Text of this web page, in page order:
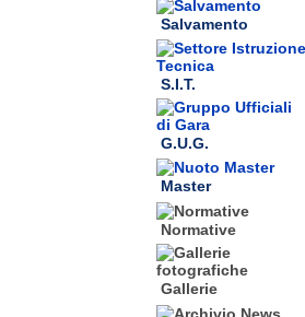
Salvamento
S.I.T.
G.U.G.
Master
Normative
Gallerie